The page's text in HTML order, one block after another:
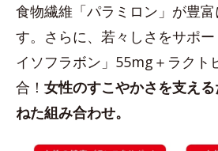
食物繊維「パラミロン」が豊
す。さらに、若々しさをサポ
イソフラボン」55mg＋ラクト
合！ 女性のすこやかさを支え
ねた組み合わせ。